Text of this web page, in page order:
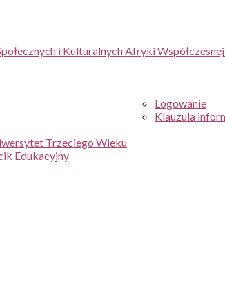
i Kulturalnych Afryki
Trzeciego Wieku
Edukacyjny
Logowanie
Klauzula